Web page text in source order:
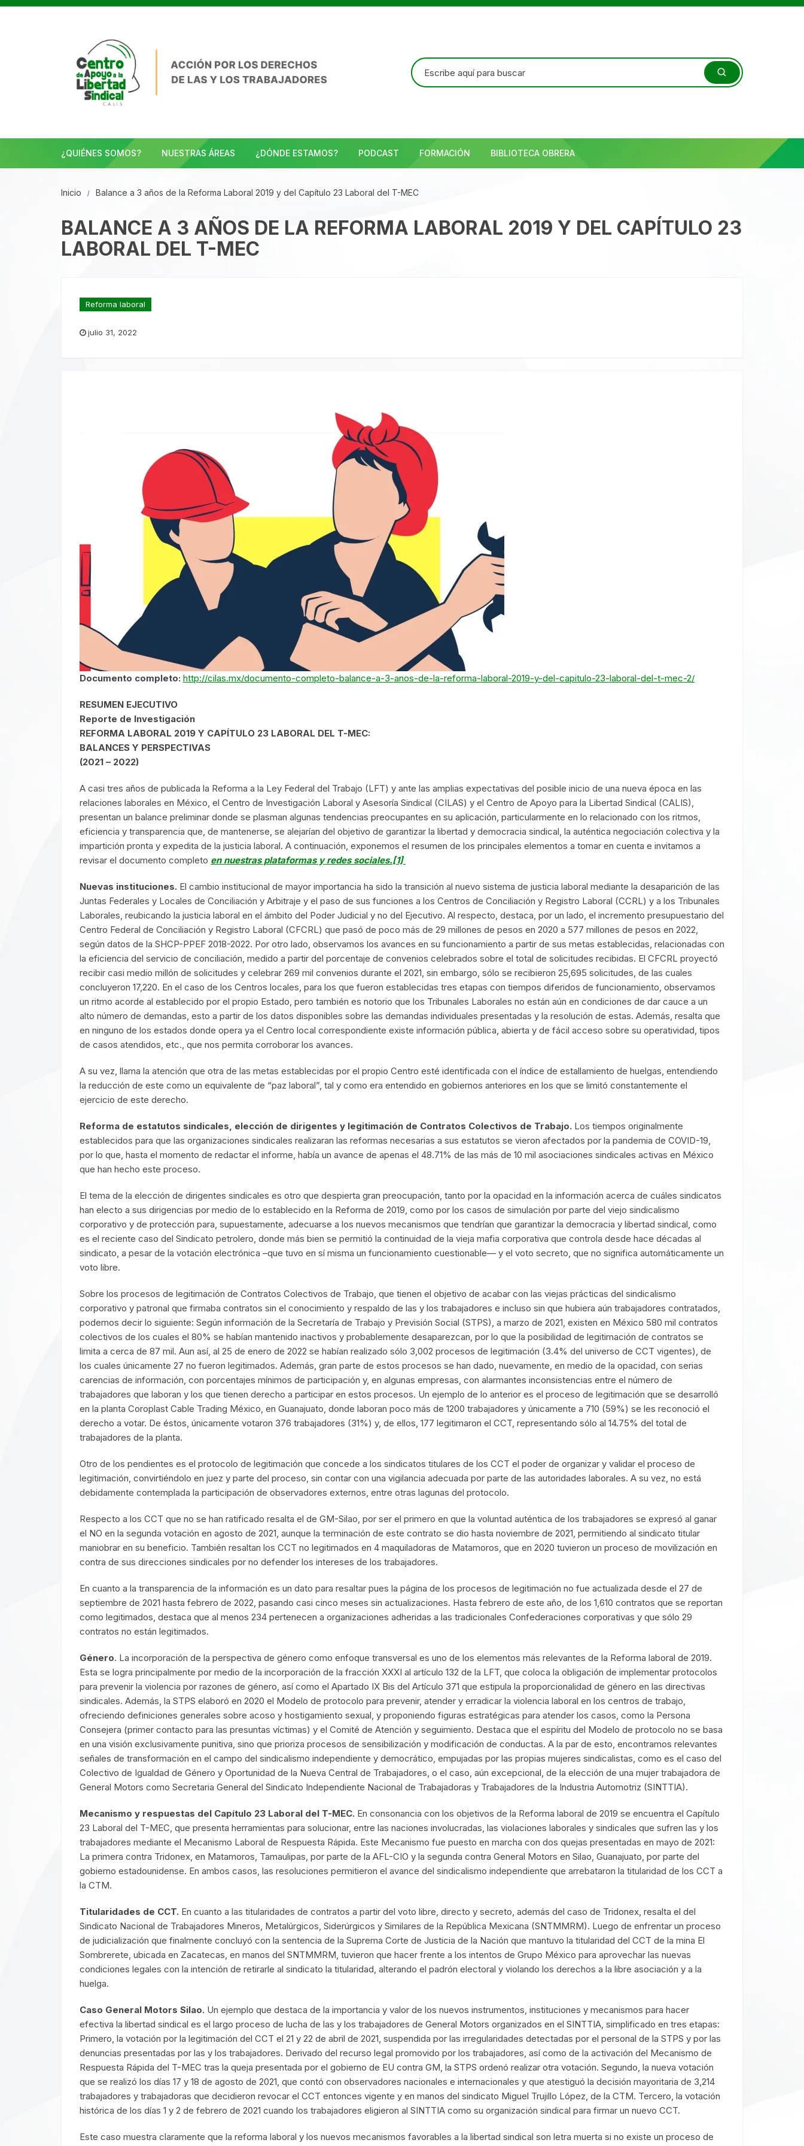
Saltar
Buscar:
¿QUIÉNES SOMOS? NUESTRAS ÁREAS ¿DÓNDE ESTAMOS? PODCAST FORMACIÓN BIBLIOTECA OBRERA
Inicio Balance a 3 años de la Reforma Laboral 2019 y del Capítulo 23 Laboral del T-MEC
BALANCE A 3 AÑOS DE LA REFORMA LABORAL 2019 Y DEL CAPÍTULO 23
LABORAL DEL T-MEC
Reforma laboral
julio 31, 2022
Documento completo: http://cilas.mx/documento-completo-balance-a-3-anos-de-la-reforma-laboral-2019-y-del-capitulo-23-laboral-del-t-mec-2/
RESUMEN EJECUTIVO
Reporte de Investigación
REFORMA LABORAL 2019 Y CAPÍTULO 23 LABORAL DEL T-MEC:
BALANCES Y PERSPECTIVAS
(2021 – 2022)
A casi tres años de publicada la Reforma a la Ley Federal del Trabajo (LFT) y ante las amplias expectativas del posible inicio de una nueva época en las
relaciones laborales en México, el Centro de Investigación Laboral y Asesoría Sindical (CILAS) y el Centro de Apoyo para la Libertad Sindical (CALIS),
presentan un balance preliminar donde se plasman algunas tendencias preocupantes en su aplicación, particularmente en lo relacionado con los ritmos,
eficiencia y transparencia que, de mantenerse, se alejarían del objetivo de garantizar la libertad y democracia sindical, la auténtica negociación colectiva y la
impartición pronta y expedita de la justicia laboral. A continuación, exponemos el resumen de los principales elementos a tomar en cuenta e invitamos a
revisar el documento completo en nuestras plataformas y redes sociales.[1]
Nuevas instituciones. El cambio institucional de mayor importancia ha sido la transición al nuevo sistema de justicia laboral mediante la desaparición de las
Juntas Federales y Locales de Conciliación y Arbitraje y el paso de sus funciones a los Centros de Conciliación y Registro Laboral (CCRL) y a los Tribunales
Laborales, reubicando la justicia laboral en el ámbito del Poder Judicial y no del Ejecutivo. Al respecto, destaca, por un lado, el incremento presupuestario del
Centro Federal de Conciliación y Registro Laboral (CFCRL) que pasó de poco más de 29 millones de pesos en 2020 a 577 millones de pesos en 2022,
según datos de la SHCP-PPEF 2018-2022. Por otro lado, observamos los avances en su funcionamiento a partir de sus metas establecidas, relacionadas con
la eficiencia del servicio de conciliación, medido a partir del porcentaje de convenios celebrados sobre el total de solicitudes recibidas. El CFCRL proyectó
recibir casi medio millón de solicitudes y celebrar 269 mil convenios durante el 2021, sin embargo, sólo se recibieron 25,695 solicitudes, de las cuales
concluyeron 17,220. En el caso de los Centros locales, para los que fueron establecidas tres etapas con tiempos diferidos de funcionamiento, observamos
un ritmo acorde al establecido por el propio Estado, pero también es notorio que los Tribunales Laborales no están aún en condiciones de dar cauce a un
alto número de demandas, esto a partir de los datos disponibles sobre las demandas individuales presentadas y la resolución de estas. Además, resalta que
en ninguno de los estados donde opera ya el Centro local correspondiente existe información pública, abierta y de fácil acceso sobre su operatividad, tipos
de casos atendidos, etc., que nos permita corroborar los avances.
A su vez, llama la atención que otra de las metas establecidas por el propio Centro esté identificada con el índice de estallamiento de huelgas, entendiendo
la reducción de este como un equivalente de “paz laboral”, tal y como era entendido en gobiernos anteriores en los que se limitó constantemente el
ejercicio de este derecho.
Reforma de estatutos sindicales, elección de dirigentes y legitimación de Contratos Colectivos de Trabajo. Los tiempos originalmente
establecidos para que las organizaciones sindicales realizaran las reformas necesarias a sus estatutos se vieron afectados por la pandemia de COVID-19,
por lo que, hasta el momento de redactar el informe, había un avance de apenas el 48.71% de las más de 10 mil asociaciones sindicales activas en México
que han hecho este proceso.
El tema de la elección de dirigentes sindicales es otro que despierta gran preocupación, tanto por la opacidad en la información acerca de cuáles sindicatos
han electo a sus dirigencias por medio de lo establecido en la Reforma de 2019, como por los casos de simulación por parte del viejo sindicalismo
corporativo y de protección para, supuestamente, adecuarse a los nuevos mecanismos que tendrían que garantizar la democracia y libertad sindical, como
es el reciente caso del Sindicato petrolero, donde más bien se permitió la continuidad de la vieja mafia corporativa que controla desde hace décadas al
sindicato, a pesar de la votación electrónica –que tuvo en sí misma un funcionamiento cuestionable— y el voto secreto, que no significa automáticamente un
voto libre.
Sobre los procesos de legitimación de Contratos Colectivos de Trabajo, que tienen el objetivo de acabar con las viejas prácticas del sindicalismo
corporativo y patronal que firmaba contratos sin el conocimiento y respaldo de las y los trabajadores e incluso sin que hubiera aún trabajadores contratados,
podemos decir lo siguiente: Según información de la Secretaría de Trabajo y Previsión Social (STPS), a marzo de 2021, existen en México 580 mil contratos
colectivos de los cuales el 80% se habían mantenido inactivos y probablemente desaparezcan, por lo que la posibilidad de legitimación de contratos se
limita a cerca de 87 mil. Aun así, al 25 de enero de 2022 se habían realizado sólo 3,002 procesos de legitimación (3.4% del universo de CCT vigentes), de
los cuales únicamente 27 no fueron legitimados. Además, gran parte de estos procesos se han dado, nuevamente, en medio de la opacidad, con serias
carencias de información, con porcentajes mínimos de participación y, en algunas empresas, con alarmantes inconsistencias entre el número de
trabajadores que laboran y los que tienen derecho a participar en estos procesos. Un ejemplo de lo anterior es el proceso de legitimación que se desarrolló
en la planta Coroplast Cable Trading México, en Guanajuato, donde laboran poco más de 1200 trabajadores y únicamente a 710 (59%) se les reconoció el
derecho a votar. De éstos, únicamente votaron 376 trabajadores (31%) y, de ellos, 177 legitimaron el CCT, representando sólo al 14.75% del total de
trabajadores de la planta.
Otro de los pendientes es el protocolo de legitimación que concede a los sindicatos titulares de los CCT el poder de organizar y validar el proceso de
legitimación, convirtiéndolo en juez y parte del proceso, sin contar con una vigilancia adecuada por parte de las autoridades laborales. A su vez, no está
debidamente contemplada la participación de observadores externos, entre otras lagunas del protocolo.
Respecto a los CCT que no se han ratificado resalta el de GM-Silao, por ser el primero en que la voluntad auténtica de los trabajadores se expresó al ganar
el NO en la segunda votación en agosto de 2021, aunque la terminación de este contrato se dio hasta noviembre de 2021, permitiendo al sindicato titular
maniobrar en su beneficio. También resaltan los CCT no legitimados en 4 maquiladoras de Matamoros, que en 2020 tuvieron un proceso de movilización en
contra de sus direcciones sindicales por no defender los intereses de los trabajadores.
En cuanto a la transparencia de la información es un dato para resaltar pues la página de los procesos de legitimación no fue actualizada desde el 27 de
septiembre de 2021 hasta febrero de 2022, pasando casi cinco meses sin actualizaciones. Hasta febrero de este año, de los 1,610 contratos que se reportan
como legitimados, destaca que al menos 234 pertenecen a organizaciones adheridas a las tradicionales Confederaciones corporativas y que sólo 29
contratos no están legitimados.
Género. La incorporación de la perspectiva de género como enfoque transversal es uno de los elementos más relevantes de la Reforma laboral de 2019.
Esta se logra principalmente por medio de la incorporación de la fracción XXXI al artículo 132 de la LFT, que coloca la obligación de implementar protocolos
para prevenir la violencia por razones de género, así como el Apartado IX Bis del Artículo 371 que estipula la proporcionalidad de género en las directivas
sindicales. Además, la STPS elaboró en 2020 el Modelo de protocolo para prevenir, atender y erradicar la violencia laboral en los centros de trabajo,
ofreciendo definiciones generales sobre acoso y hostigamiento sexual, y proponiendo figuras estratégicas para atender los casos, como la Persona
Consejera (primer contacto para las presuntas víctimas) y el Comité de Atención y seguimiento. Destaca que el espíritu del Modelo de protocolo no se basa
en una visión exclusivamente punitiva, sino que prioriza procesos de sensibilización y modificación de conductas. A la par de esto, encontramos relevantes
señales de transformación en el campo del sindicalismo independiente y democrático, empujadas por las propias mujeres sindicalistas, como es el caso del
Colectivo de Igualdad de Género y Oportunidad de la Nueva Central de Trabajadores, o el caso, aún excepcional, de la elección de una mujer trabajadora de
General Motors como Secretaria General del Sindicato Independiente Nacional de Trabajadoras y Trabajadores de la Industria Automotriz (SINTTIA).
Mecanismo y respuestas del Capítulo 23 Laboral del T-MEC. En consonancia con los objetivos de la Reforma laboral de 2019 se encuentra el Capítulo
23 Laboral del T-MEC, que presenta herramientas para solucionar, entre las naciones involucradas, las violaciones laborales y sindicales que sufren las y los
trabajadores mediante el Mecanismo Laboral de Respuesta Rápida. Este Mecanismo fue puesto en marcha con dos quejas presentadas en mayo de 2021:
La primera contra Tridonex, en Matamoros, Tamaulipas, por parte de la AFL-CIO y la segunda contra General Motors en Silao, Guanajuato, por parte del
gobierno estadounidense. En ambos casos, las resoluciones permitieron el avance del sindicalismo independiente que arrebataron la titularidad de los CCT a
la CTM.
Titularidades de CCT. En cuanto a las titularidades de contratos a partir del voto libre, directo y secreto, además del caso de Tridonex, resalta el del
Sindicato Nacional de Trabajadores Mineros, Metalúrgicos, Siderúrgicos y Similares de la República Mexicana (SNTMMRM). Luego de enfrentar un proceso
de judicialización que finalmente concluyó con la sentencia de la Suprema Corte de Justicia de la Nación que mantuvo la titularidad del CCT de la mina El
Sombrerete, ubicada en Zacatecas, en manos del SNTMMRM, tuvieron que hacer frente a los intentos de Grupo México para aprovechar las nuevas
condiciones legales con la intención de retirarle al sindicato la titularidad, alterando el padrón electoral y violando los derechos a la libre asociación y a la
huelga.
Caso General Motors Silao. Un ejemplo que destaca de la importancia y valor de los nuevos instrumentos, instituciones y mecanismos para hacer
efectiva la libertad sindical es el largo proceso de lucha de las y los trabajadores de General Motors organizados en el SINTTIA, simplificado en tres etapas:
Primero, la votación por la legitimación del CCT el 21 y 22 de abril de 2021, suspendida por las irregularidades detectadas por el personal de la STPS y por las
denuncias presentadas por las y los trabajadores. Derivado del recurso legal promovido por los trabajadores, así como de la activación del Mecanismo de
Respuesta Rápida del T-MEC tras la queja presentada por el gobierno de EU contra GM, la STPS ordenó realizar otra votación. Segundo, la nueva votación
que se realizó los días 17 y 18 de agosto de 2021, que contó con observadores nacionales e internacionales y que atestiguó la decisión mayoritaria de 3,214
trabajadores y trabajadoras que decidieron revocar el CCT entonces vigente y en manos del sindicato Miguel Trujillo López, de la CTM. Tercero, la votación
histórica de los días 1 y 2 de febrero de 2021 cuando los trabajadores eligieron al SINTTIA como su organización sindical para firmar un nuevo CCT.
Este caso muestra claramente que la reforma laboral y los nuevos mecanismos favorables a la libertad sindical son letra muerta si no existe un proceso de